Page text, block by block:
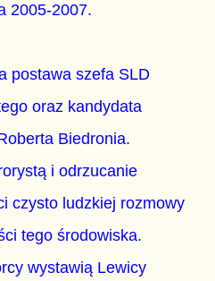
2005-2007.
postawa szefa SLD
oraz kandydata
Biedronia.
i odrzucanie
czysto ludzkiej rozmowy
tego środowiska.
wystawią Lewicy